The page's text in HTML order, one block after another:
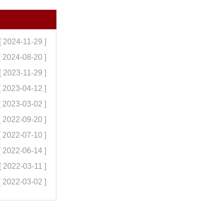
2024-11-29 ]
2024-08-20 ]
2023-11-29 ]
2023-04-12 ]
2023-03-02 ]
2022-09-20 ]
2022-07-10 ]
2022-06-14 ]
2022-03-11 ]
2022-03-02 ]